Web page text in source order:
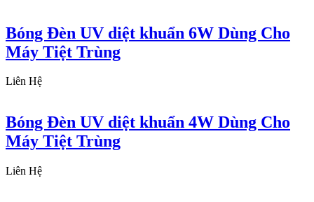
Bóng Đèn UV diệt khuẩn 6W Dùng Cho
Máy Tiệt Trùng
Liên Hệ
Bóng Đèn UV diệt khuẩn 4W Dùng Cho
Máy Tiệt Trùng
Liên Hệ